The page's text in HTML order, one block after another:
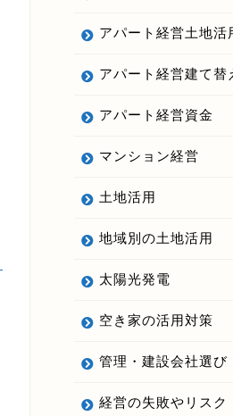
アパート経営土地活
アパート経営建て替
アパート経営資金
マンション経営
土地活用
地域別の土地活用
太陽光発電
空き家の活用対策
管理・建設会社選び
経営の失敗やリスク